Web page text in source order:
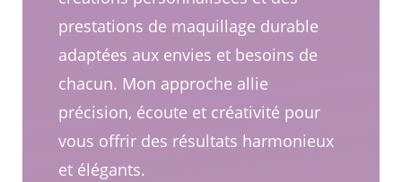
prestations de maquillage durable
adaptées aux envies et besoins de
chacun. Mon approche allie
précision, écoute et créativité pour
vous offrir des résultats harmonieux
et élégants.